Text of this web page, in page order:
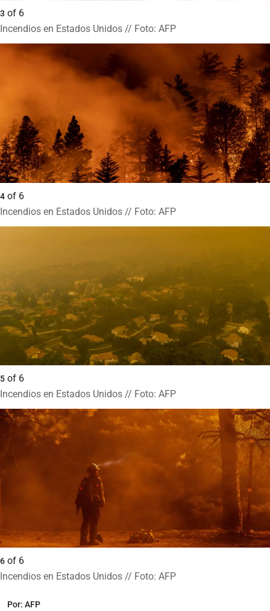
3 of 6
Incendios en Estados Unidos // Foto: AFP
4 of 6
Incendios en Estados Unidos // Foto: AFP
5 of 6
Incendios en Estados Unidos // Foto: AFP
6 of 6
Incendios en Estados Unidos // Foto: AFP
Por: AFP